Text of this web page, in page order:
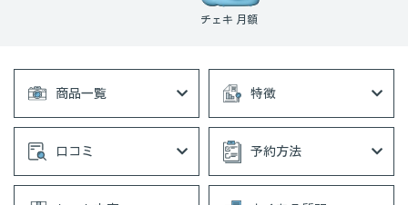
チェキ 月額
商品一覧 特徴
口コミ 予約方法